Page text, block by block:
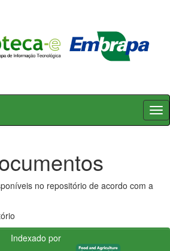
no repositório de acordo com a
Indexado por